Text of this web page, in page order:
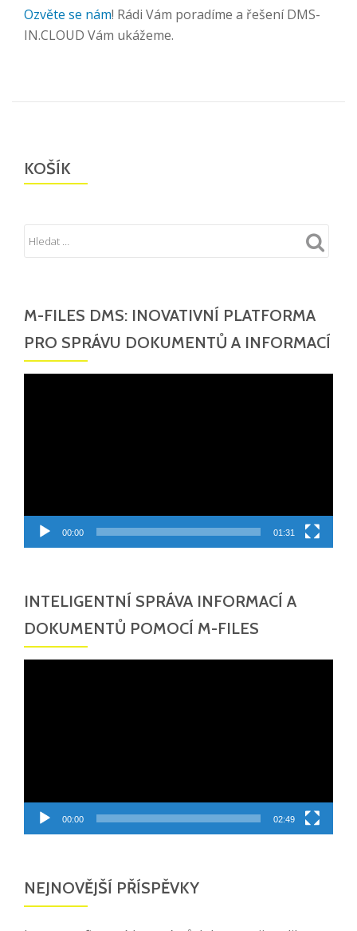
Ozvěte se nám! Rádi Vám poradíme a řešení DMS-
IN.CLOUD Vám ukážeme.
KOŠÍK
M-FILES DMS: INOVATIVNÍ PLATFORMA
PRO SPRÁVU DOKUMENTŮ A INFORMACÍ
00:00 01:31
INTELIGENTNÍ SPRÁVA INFORMACÍ A
DOKUMENTŮ POMOCÍ M-FILES
00:00 02:49
NEJNOVĚJŠÍ PŘÍSPĚVKY